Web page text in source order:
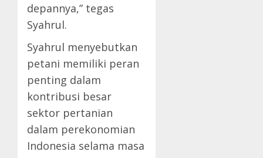
depannya,” tegas
Syahrul.
Syahrul menyebutkan
petani memiliki peran
penting dalam
kontribusi besar
sektor pertanian
dalam perekonomian
Indonesia selama masa